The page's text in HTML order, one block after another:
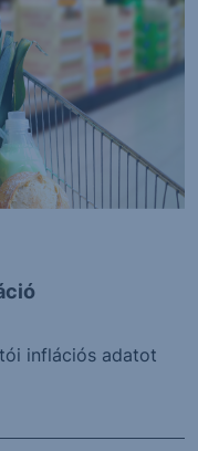
inflációs adatot